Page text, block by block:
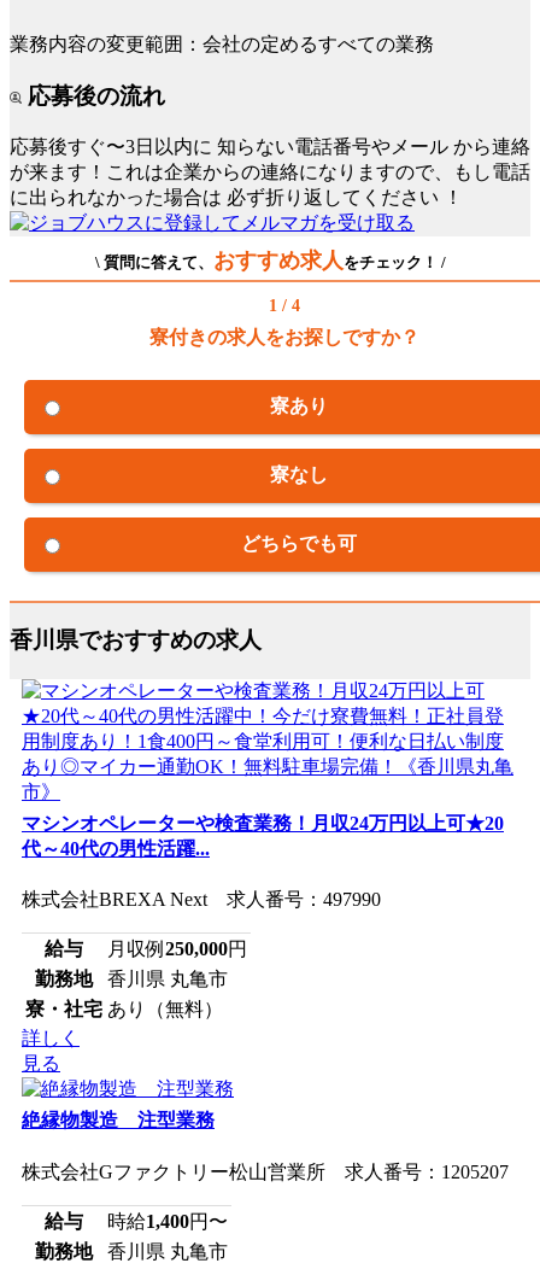
業務内容の変更範囲：会社の定めるすべての業務
応募後の流れ
応募後すぐ〜3日以内に 知らない電話番号やメール から連絡
が来ます！これは企業からの連絡になりますので、もし電話
に出られなかった場合は 必ず折り返してください ！
\ 質問に答えて、 おすすめ求人 をチェック！ /
1 / 4
寮付きの求人をお探しですか？
寮あり
寮なし
どちらでも可
香川県でおすすめの求人
マシンオペレーターや検査業務！月収24万円以上可★20
代～40代の男性活躍...
株式会社BREXA Next 求人番号：497990
給与 月収例 250,000円
勤務地
香川県 丸亀市
寮・社宅 あり（無料）
詳しく
見る
絶縁物製造 注型業務
株式会社Gファクトリー松山営業所 求人番号：1205207
給与 時給1,400円〜
勤務地
香川県 丸亀市